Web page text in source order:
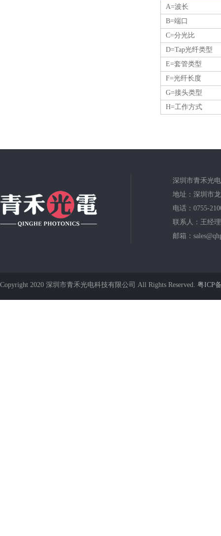
A=波长
B=端口
C=分光比
D=Tap光纤类型
E=套管类型
F=光纤长度
G=接头类型
H=工作方式
深圳市青禾光
地址：深圳市
电话：0755-
联系人：王经理
邮箱：
Copyright 2020 深圳市青禾光电科技有限公司 All Rights Reserved. 粤ICP